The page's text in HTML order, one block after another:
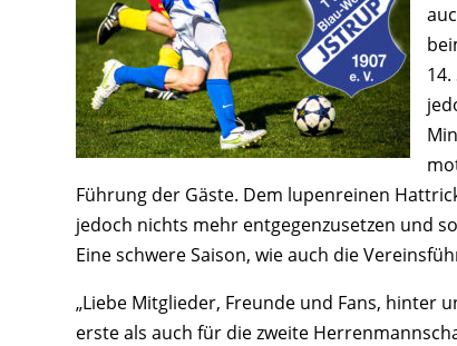
Führung der Gäste. Dem lupenreinen
jedoch nichts mehr entgegenzusetzen und
Eine schwere Saison, wie auch die
„Liebe Mitglieder, Freunde und Fans, hinter
erste als auch für die zweite